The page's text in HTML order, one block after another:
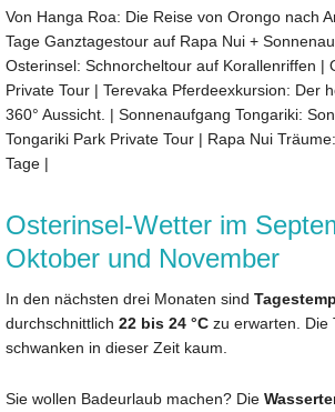
Von Hanga Roa: Die Reise von Orongo nach
Tage Ganztagestour auf Rapa Nui +
Osterinsel: Schnorcheltour auf Korallenriffen |
Private Tour | Terevaka Pferdeexkursion: Der
360° Aussicht. | Sonnenaufgang Tongariki:
Tongariki Park Private Tour | Rapa Nui
Tage |
Osterinsel-Wetter im
Oktober und November
In den nächsten drei Monaten sind
durchschnittlich 22 bis 24 °C zu erwarten. Die
schwanken in dieser Zeit kaum.
Sie wollen Badeurlaub machen? Die